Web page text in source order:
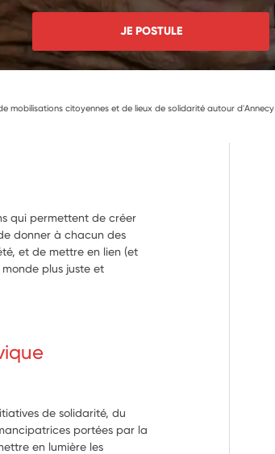
JE POSTULE
mobilisations citoyennes et de lieux de solidarité autour d'Annecy
qui permettent de créer
donner à chacun des
et de mettre en lien (et
plus juste et
de solidarité, du
portées par la
en lumière les